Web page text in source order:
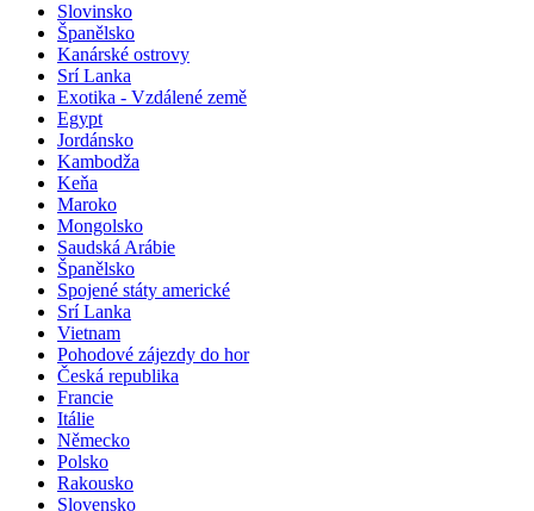
Řecko
Slovinsko
Španělsko
Kanárské ostrovy
Srí Lanka
Exotika - Vzdálené země
Egypt
Jordánsko
Kambodža
Keňa
Maroko
Mongolsko
Saudská Arábie
Španělsko
Spojené státy americké
Srí Lanka
Vietnam
Pohodové zájezdy do hor
Česká republika
Francie
Itálie
Německo
Polsko
Rakousko